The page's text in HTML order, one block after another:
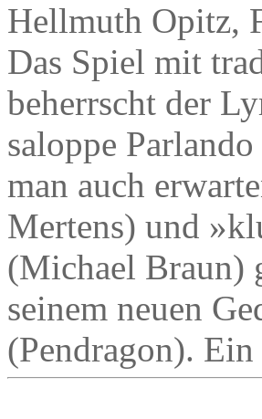
Hellmuth Opitz,
Das Spiel mit
beherrscht der
saloppe
man auch
Mertens) und
(Michael Braun)
seinem neuen
(Pendragon).